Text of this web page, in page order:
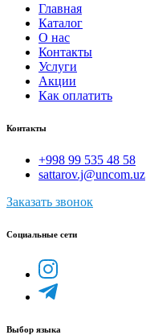
Главная
Каталог
О нас
Контакты
Услуги
Акции
Как оплатить
Контакты
+998 99 535 48 58
sattarov.j@uncom.uz
Заказать звонок
Социальные сети
Выбор языка